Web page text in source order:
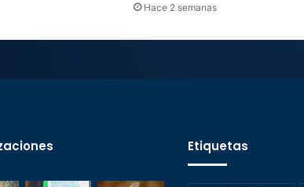
Hace 2 semanas
Etiquetas